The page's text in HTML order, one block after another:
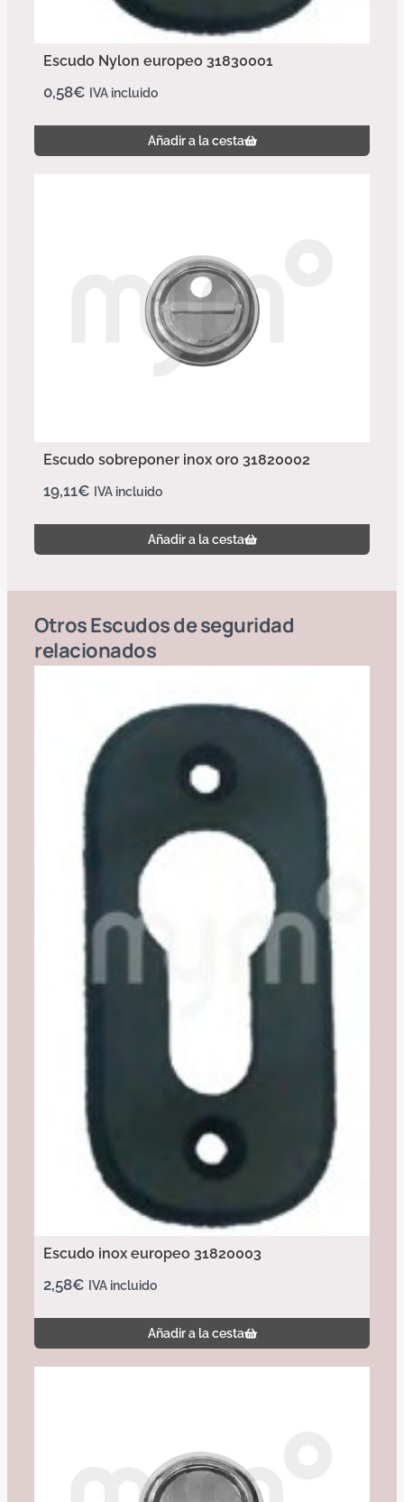
Escudo Nylon europeo 31830001
0,58€ IVA incluido
Añadir a la cesta
Escudo sobreponer inox oro 31820002
19,11€ IVA incluido
Añadir a la cesta
OtrosEscudos de seguridad
relacionados
Escudo inox europeo 31820003
2,58€ IVA incluido
Añadir a la cesta